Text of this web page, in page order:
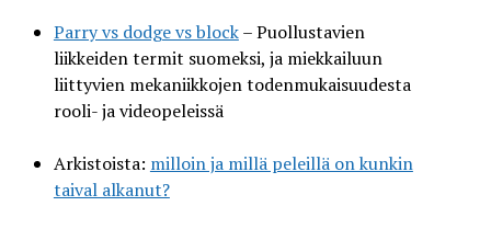
Parry vs dodge vs block– Puollustavien
liikkeiden termit suomeksi, ja miekkailuun
liittyvien mekaniikkojen todenmukaisuudesta
rooli- ja videopeleissä
Arkistoista: milloin ja millä peleillä on kunkin
taival alkanut?